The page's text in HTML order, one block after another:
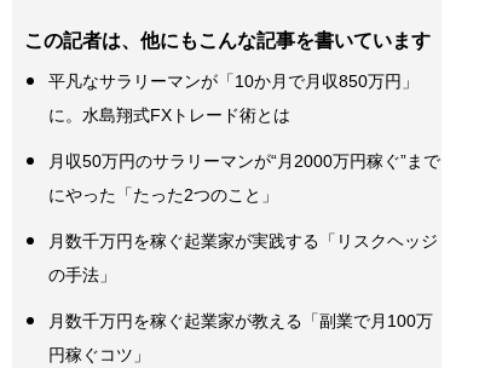
この記者は、他にもこんな記事を書いています
平凡なサラリーマンが「10か月で月収850万円」
に。水島翔式FXトレード術とは
月収50万円のサラリーマンが“月2000万円稼ぐ”まで
にやった「たった2つのこと」
月数千万円を稼ぐ起業家が実践する「リスクヘッジ
の手法」
月数千万円を稼ぐ起業家が教える「副業で月100万
円稼ぐコツ」